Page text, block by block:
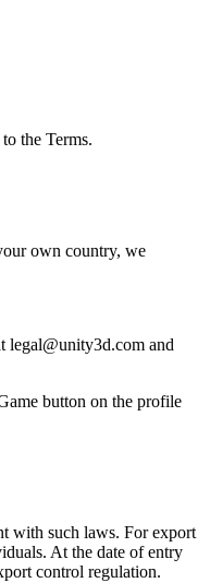
the Terms.
own country, we
legal@unity3d.com and
button on the profile
with such laws. For export
At the date of entry
control regulation.